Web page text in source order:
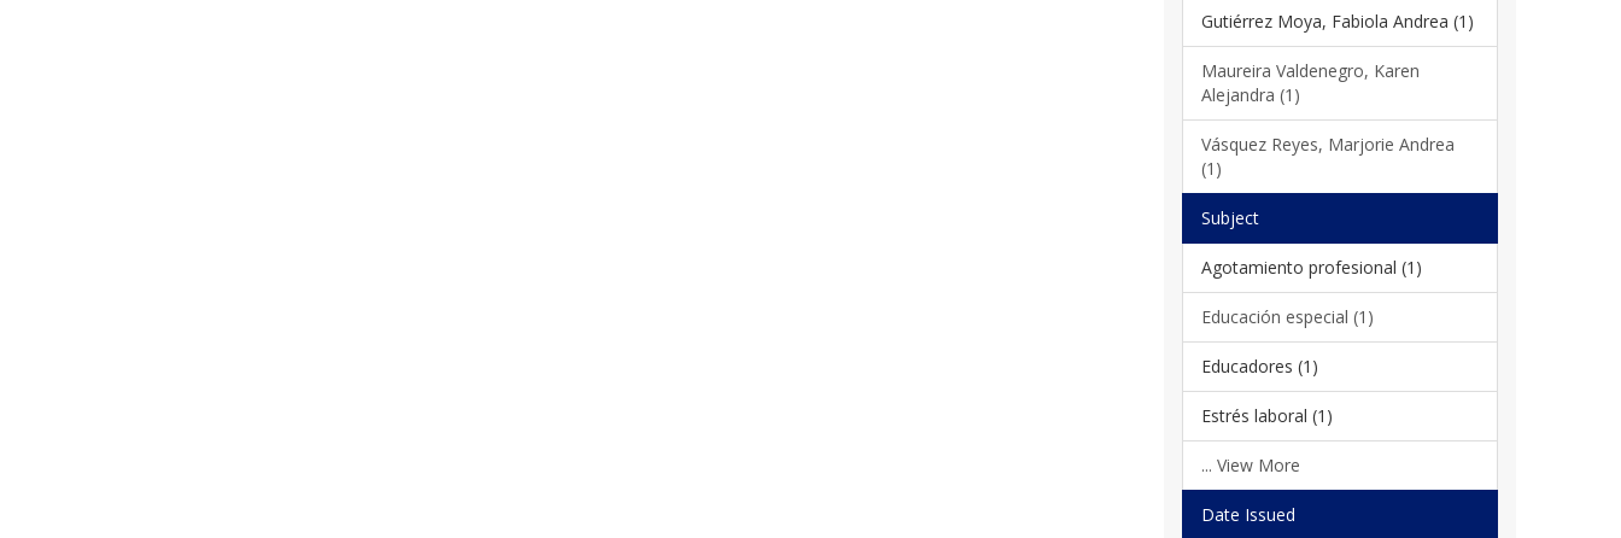
Gutiérrez Moya, Fabiola Andrea (1)
Maureira Valdenegro, Karen
Alejandra (1)
Vásquez Reyes, Marjorie Andrea
(1)
Subject
Agotamiento profesional (1)
Educación especial (1)
Educadores (1)
Estrés laboral (1)
... View More
Date Issued